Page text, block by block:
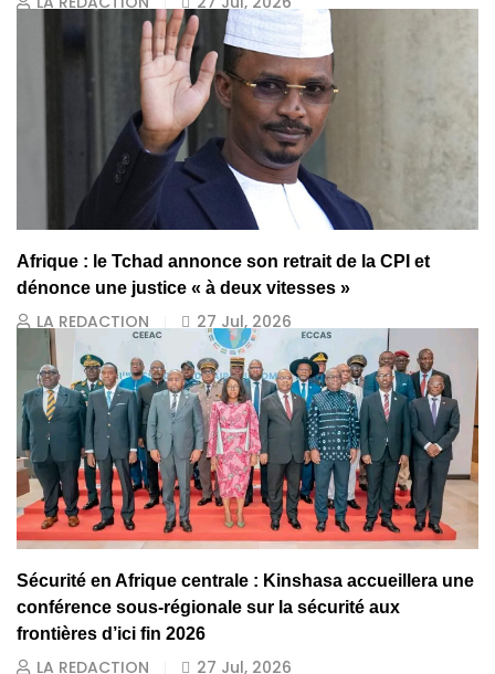
Afrique : le Tchad annonce son retrait de la CPI et
dénonce une justice « à deux vitesses »
LA REDACTION 27 Jul, 2026
Sécurité en Afrique centrale : Kinshasa accueillera une
conférence sous-régionale sur la sécurité aux
frontières d’ici fin 2026
LA REDACTION 27 Jul, 2026